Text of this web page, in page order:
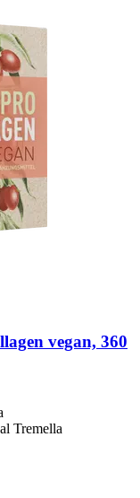
vegan, 360
Tremella